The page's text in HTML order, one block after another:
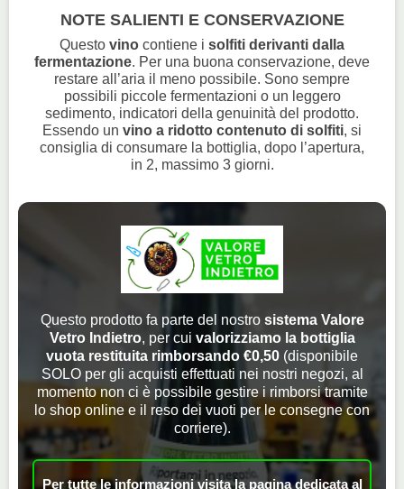
NOTE SALIENTI E CONSERVAZIONE
Questo vino contiene i solfiti derivanti dalla
fermentazione. Per una buona conservazione, deve
restare all’aria il meno possibile. Sono sempre
possibili piccole fermentazioni o un leggero
sedimento, indicatori della genuinità del prodotto.
Essendo un vino a ridotto contenuto di solfiti, si
consiglia di consumare la bottiglia, dopo l’apertura,
in 2, massimo 3 giorni.
Questo prodotto fa parte del nostro sistema Valore
Vetro Indietro, per cui valorizziamo la bottiglia
vuota restituita rimborsando €0,50 (disponibile
SOLO per gli acquisti effettuati nei nostri negozi, al
momento non ci è possibile gestire i rimborsi tramite
lo shop online e il reso dei vuoti per le consegne con
corriere).
Per tutte le informazioni visita la pagina dedicata al